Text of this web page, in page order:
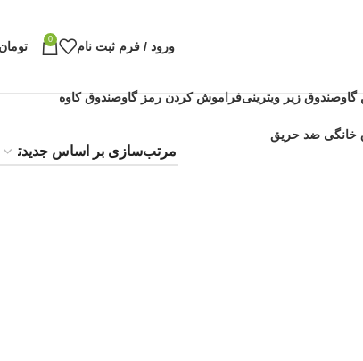
ورود / فرم ثبت نام 0
گاوصندوق زیر ویترینیفراموش کردن رمز گاوصندوق کاوه